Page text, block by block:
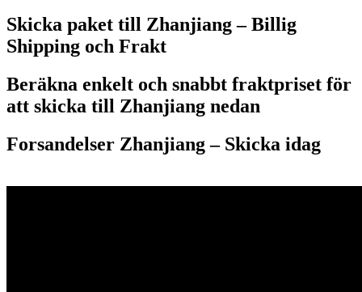
Skicka paket till Zhanjiang – Billig
Shipping och Frakt
Beräkna enkelt och snabbt fraktpriset för
att skicka till Zhanjiang nedan
Forsandelser Zhanjiang – Skicka idag